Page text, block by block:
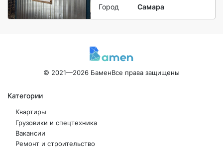
Город
Самара
© 2021—2026 БаменВсе права защищены
Категории
Квартиры
Грузовики и спецтехника
Вакансии
Ремонт и строительство